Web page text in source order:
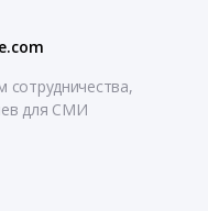
сотрудничества,
для СМИ